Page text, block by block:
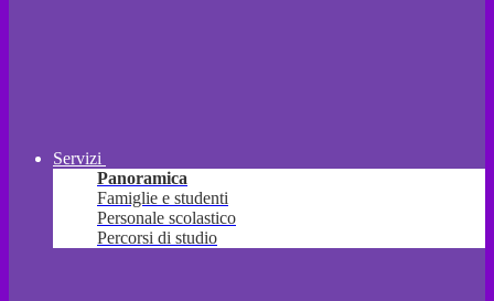
Servizi
Panoramica
Famiglie e studenti
Personale scolastico
Percorsi di studio